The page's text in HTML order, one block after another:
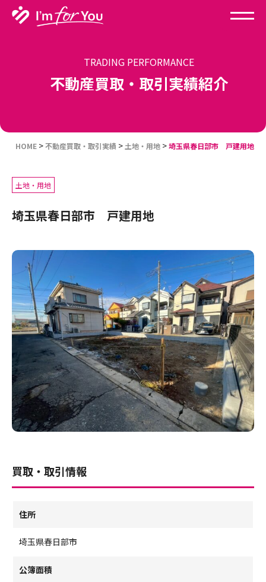
TRADING PERFORMANCE
不動産買取・取引実績紹介
HOME >不動産買取・取引実績 > 土地・用地 >埼玉県春日部市 戸建用地
土地・用地
埼玉県春日部市 戸建用地
買取・取引情報
住所
埼玉県春日部市
公簿面積